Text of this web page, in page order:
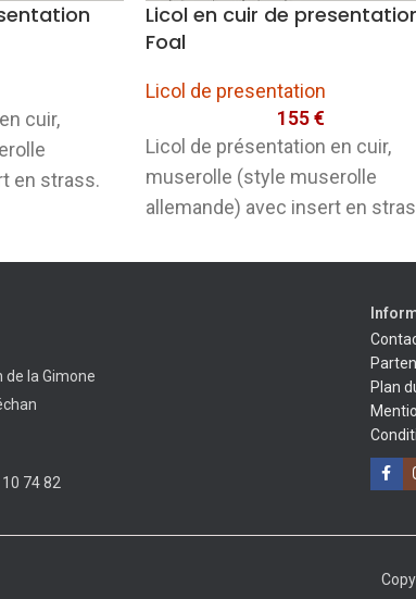
cuir,
en strass.
Licol en cuir de
Foal
Licol de presentation
155€
Licol de présentation en cuir,
muserolle (style muserolle
allemande) avec insert en
de la Gimone
74 82
Plan